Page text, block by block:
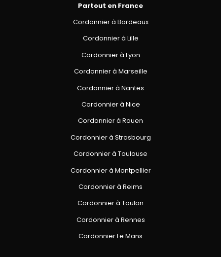
Partout en France
Cordonnier à Bordeaux
Cordonnier à Lille
Cordonnier à Lyon
Cordonnier à Marseille
Cordonnier à Nantes
Cordonnier à Nice
Cordonnier à Rouen
Cordonnier à Strasbourg
Cordonnier à Toulouse
Cordonnier à Montpellier
Cordonnier à Reims
Cordonnier à Toulon
Cordonnier à Rennes
Cordonnier Le Mans